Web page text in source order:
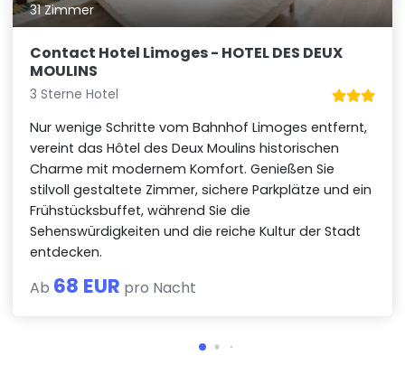
31 Zimmer
Contact Hotel Limoges - HOTEL DES DEUX
MOULINS
3 Sterne Hotel
Nur wenige Schritte vom Bahnhof Limoges entfernt,
vereint das Hôtel des Deux Moulins historischen
Charme mit modernem Komfort. Genießen Sie
stilvoll gestaltete Zimmer, sichere Parkplätze und ein
Frühstücksbuffet, während Sie die
Sehenswürdigkeiten und die reiche Kultur der Stadt
entdecken.
Ab 68 EUR pro Nacht